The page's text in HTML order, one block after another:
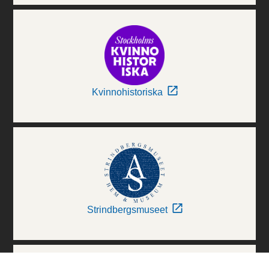
Kvinnohistoriska
Strindbergsmuseet